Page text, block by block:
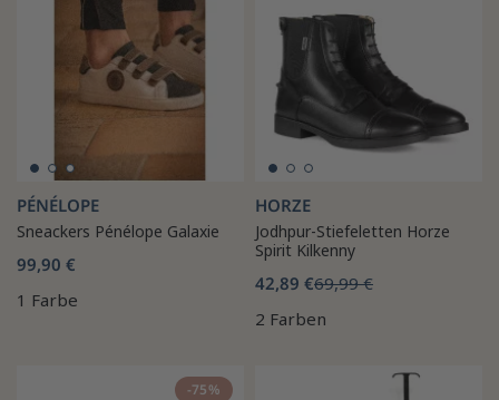
PÉNÉLOPE
Sneackers Pénélope Galaxie
99,90 €
1 Farbe
HORZE
Jodhpur-Stiefeletten Horze
Spirit Kilkenny
42,89 €69,99 €
2 Farben
-75%